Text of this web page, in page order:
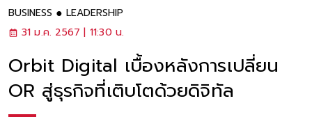
BUSINESS
LEADERSHIP
31 ม.ค. 2567 | 11:30 น.
Orbit Digital เบื้องหลังการเปลี่ยน
OR สู่ธุรกิจที่เติบโตด้วยดิจิทัล